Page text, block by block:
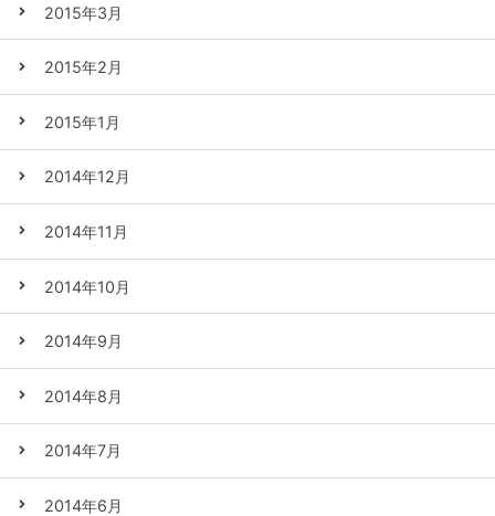
2015年3月
2015年2月
2015年1月
2014年12月
2014年11月
2014年10月
2014年9月
2014年8月
2014年7月
2014年6月